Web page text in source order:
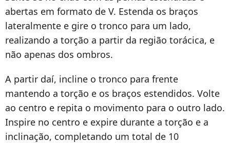
abertas em formato de V. Estenda os braços
lateralmente e gire o tronco para um lado,
realizando a torção a partir da região torácica, e
não apenas dos ombros.
A partir daí, incline o tronco para frente
mantendo a torção e os braços estendidos. Volte
ao centro e repita o movimento para o outro lado.
Inspire no centro e expire durante a torção e a
inclinação, completando um total de 10